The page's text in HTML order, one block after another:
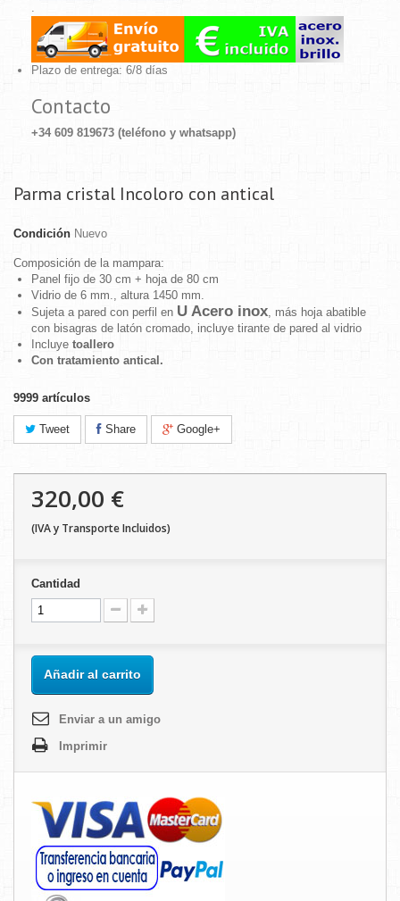
.
Plazo de entrega: 6/8 días
Contacto
+34 609 819673 (teléfono y whatsapp)
Parma cristal Incoloro con antical
Condición Nuevo
Composición de la mampara:
Panel fijo de 30 cm + hoja de 80 cm
Vidrio de 6 mm., altura 1450 mm.
Sujeta a pared con perfil en U Acero inox, más hoja abatible
con bisagras de latón cromado, incluye tirante de pared al vidrio
Incluye toallero
Con tratamiento antical.
9999 artículos
Tweet Share Google+
320,00 €
(IVA y Transporte Incluidos)
Cantidad
Añadir al carrito
Enviar a un amigo
Imprimir